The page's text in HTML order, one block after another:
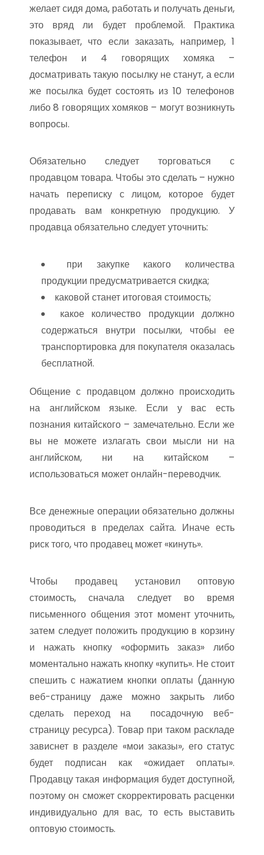
желает сидя дома, работать и получать деньги,
это вряд ли будет проблемой. Практика
показывает, что если заказать, например, 1
телефон и 4 говорящих хомяка –
досматривать такую посылку не станут, а если
же посылка будет состоять из 10 телефонов
либо 8 говорящих хомяков – могут возникнуть
вопросы.
Обязательно следует торговаться с
продавцом товара. Чтобы это сделать – нужно
начать переписку с лицом, которое будет
продавать вам конкретную продукцию. У
продавца обязательно следует уточнить:
при закупке какого количества
продукции предусматривается скидка;
каковой станет итоговая стоимость;
какое количество продукции должно
содержаться внутри посылки, чтобы ее
транспортировка для покупателя оказалась
бесплатной.
Общение с продавцом должно происходить
на английском языке. Если у вас есть
познания китайского – замечательно. Если же
вы не можете излагать свои мысли ни на
английском, ни на китайском –
использоваться может онлайн-переводчик.
Все денежные операции обязательно должны
проводиться в пределах сайта. Иначе есть
риск того, что продавец может «кинуть».
Чтобы продавец установил оптовую
стоимость, сначала следует во время
письменного общения этот момент уточнить,
затем следует положить продукцию в корзину
и нажать кнопку «оформить заказ» либо
моментально нажать кнопку «купить». Не стоит
спешить с нажатием кнопки оплаты (данную
веб-страницу даже можно закрыть либо
сделать переход на посадочную веб-
страницу ресурса). Товар при таком раскладе
зависнет в разделе «мои заказы», его статус
будет подписан как «ожидает оплаты».
Продавцу такая информация будет доступной,
поэтому он сможет скорректировать расценки
индивидуально для вас, то есть выставить
оптовую стоимость.